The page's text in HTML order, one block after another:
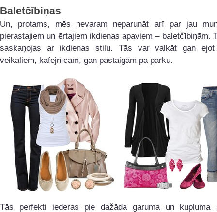
Baletčībiņas
Un, protams, mēs nevaram neparunāt arī par jau
pierastajiem un ērtajiem ikdienas apaviem – baletčībiņām.
saskaņojas ar ikdienas stilu. Tās var valkāt gan
veikaliem, kafejnīcām, gan pastaigām pa parku.
Tās perfekti iederas pie dažāda garuma un kupluma